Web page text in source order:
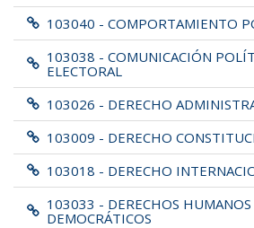
103040 - COMPORTAMIENTO
103038 - COMUNICACIÓN
ELECTORAL
103026 - DERECHO
103009 - DERECHO
103018 - DERECHO
103033 - DERECHOS HUMANOS
DEMOCRÁTICOS